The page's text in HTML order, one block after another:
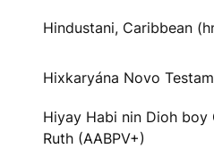
Hindustani, Caribbean
Hixkaryána Novo
Hiyay Habi nin Dioh boy
Ruth (AABPV+)